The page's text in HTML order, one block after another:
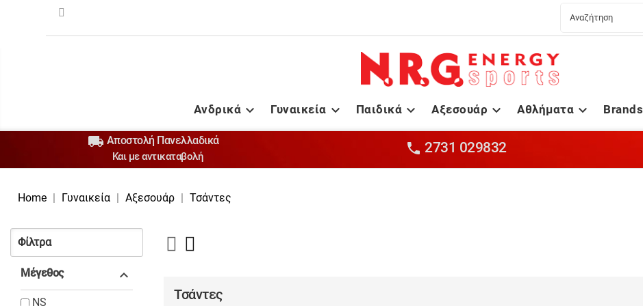

Ανδρικά 
Γυναικεία 
Παιδικά 
Αξεσουάρ 
Αθλήματα Brands
 Αποστολή Πανελλαδικά
Και με αντικαταβολή
 2731 029832
Home Γυναικεία Αξεσουάρ Τσάντες
Φίλτρα
Μέγεθος 
NS Τσάντες